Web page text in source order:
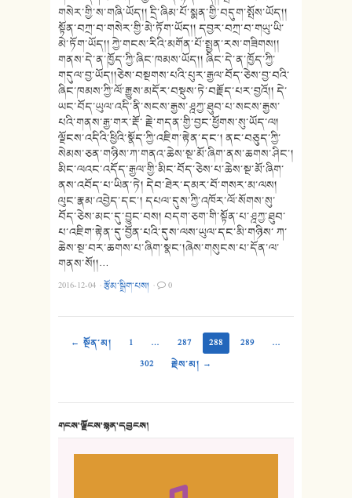
གསེར་གྱི་ས་གཞི་ཡོད།། དྲི་ཞིམ་པོ་སྨན་གྱི་བདུག་སྤོས་ཡོད།།
སྟོན་བཀྲ་བ་གསེར་གྱི་མེ་ཏོག་ཡོད།། དབྱར་བཀྲ་བ་གཡུ་ཡི་
མེ་ཏོག་ཡོད།། ཀྱེ་གངས་རིའི་མགོན་པོ་སྤྱན་རས་གཟིགས།།
གནས་དེ་ན་ཁྱོད་ཀྱི་ཞིང་ཁམས་ཡོད།། ཞིང་དེ་ན་ཁྱོད་ཀྱི་
གདུལ་བྱ་ཡོད།།ཅེས་བསྔགས་པའི་པུར་རྒྱལ་བོད་ཅེས་བྱ་བའི་
ཞིང་ཁམས་ཀྱི་ལོ་རྒྱུས་མདོར་བསྡུས་ཏེ་བརྗོད་པར་བྱའོ།། དེ་
ཡང་བོད་ཡུལ་འདི་ནི་སངས་རྒྱས་ཤྰཀྱ་ཐུབ་པ་སངས་རྒྱས་
པའི་གནས་རྒྱ་གར་རྡོ་ རྗེ་གདན་གྱི་བྱང་ཕྱོགས་སུ་ཡོད་ལ།
ལྗོངས་འདིའི་ཕྱིའི་སྣོད་ཀྱི་འཇིག་རྟེན་དང་། ནང་བཅུད་ཀྱི་
སེམས་ཅན་གཉིས་ཀ་གནའ་ཆེས་སྔ་མོ་ཞིག་ནས་ཆགས་ཤིང་།
མིང་ལའང་འདོད་རྒྱལ་གྱི་མིང་བོད་ཅེས་པ་ཆེས་སྔ་མོ་ཞིག་
ནས་འབོད་པ་ཡིན་ཏེ། དེབ་ཐེར་དམར་བོ་གསར་མ་ལས།
ལུང་རྣམ་འབྱེད་དང་། དཔལ་དུས་ཀྱི་འཁོར་ལོ་སོགས་སུ་
བོད་ཅེས་མང་དུ་བྱུང་བས། བདག་ཅག་གི་སྟོན་པ་ཤྰཀྱ་ཐུབ་
པ་འཇིག་རྟེན་དུ་བྱོན་པའི་དུས་ལས་ཡུལ་དང་མི་གཉིས་ ཀ་
ཆེས་སྔ་བར་ཆགས་པ་ཞིག་སྣང་།ཞེས་གསུངས་པ་དོན་ལ་
གནས་སོ།།…
2016-12-04 ·རྩོམ་སྒྲིག་པས། · 0
← སྔོན་མ། 1 … 287 288 289
…
302
རྗེས་མ། →
གངས་ལྗོངས་སྙན་དབྱངས།